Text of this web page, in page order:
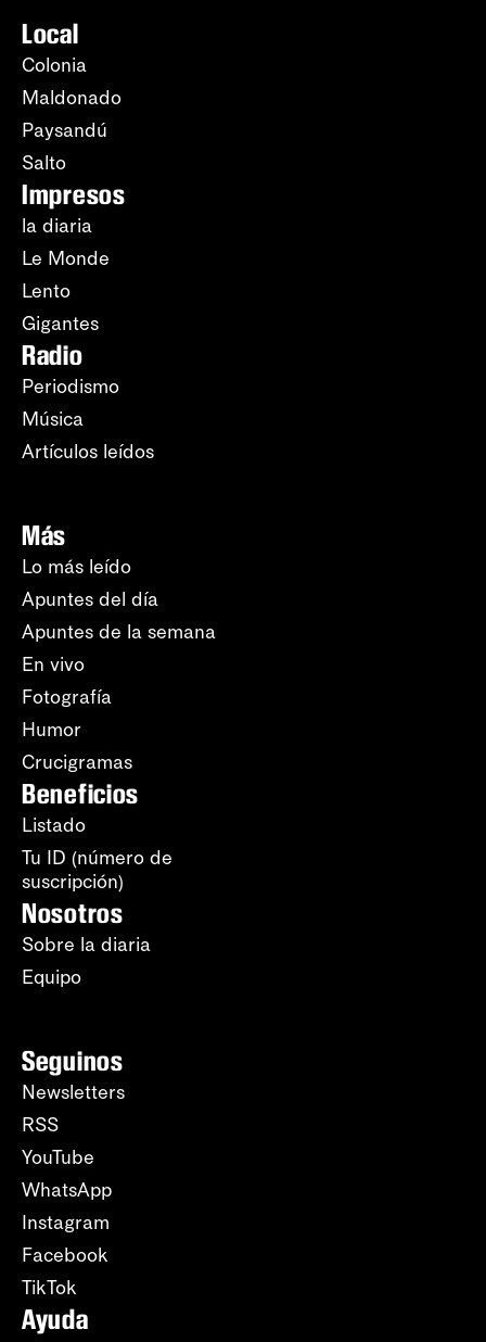
Local
Colonia
Maldonado
Paysandú
Salto
Impresos
la diaria
Le Monde
Lento
Gigantes
Radio
Periodismo
Música
Artículos leídos
Más
Lo más leído
Apuntes del día
Apuntes de la semana
En vivo
Fotografía
Humor
Crucigramas
Beneficios
Listado
Tu ID (número de
suscripción)
Nosotros
Sobre la diaria
Equipo
Seguinos
Newsletters
RSS
YouTube
WhatsApp
Instagram
Facebook
TikTok
Ayuda